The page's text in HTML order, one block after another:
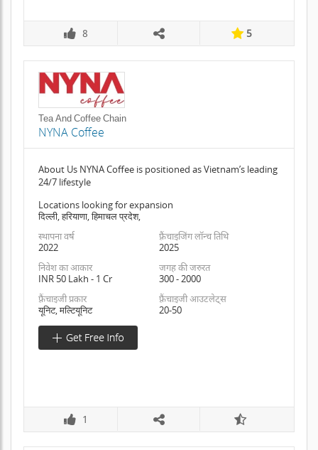
8 5
Tea And Coffee Chain
NYNA Coffee
About Us NYNA Coffee is positioned as Vietnam’s leading
24/7 lifestyle
Locations looking for expansion
दिल्ली, हरियाणा, हिमाचल प्रदेश,
स्थापना वर्ष
2022
फ़्रैंचाइजिंग लॉन्च तिथि
2025
निवेश का आकार
INR 50 Lakh - 1 Cr
जगह की जरुरत
300 - 2000
फ़्रैंचाइजी प्रकार
यूनिट, मल्टियूनिट
फ़्रैंचाइजी आउटलेट्स
20-50
1